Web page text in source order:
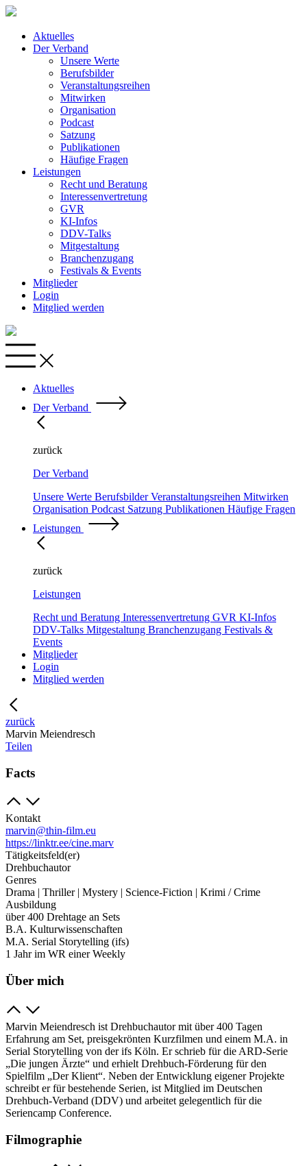
Aktuelles
Der Verband
Unsere Werte
Berufsbilder
Veranstaltungsreihen
Mitwirken
Organisation
Podcast
Satzung
Publikationen
Häufige Fragen
Leistungen
Recht und Beratung
Interessenvertretung
GVR
KI-Infos
DDV-Talks
Mitgestaltung
Branchenzugang
Festivals & Events
Mitglieder
Login
Mitglied werden
Aktuelles
Der Verband
zurück
Der Verband
Unsere Werte BerufsbilderVeranstaltungsreihen Mitwirken
Organisation Podcast Satzung Publikationen Häufige Fragen
Leistungen
zurück
Leistungen
Recht und Beratung Interessenvertretung GVR KI-Infos
DDV-Talks Mitgestaltung Branchenzugang Festivals &
Events
Mitglieder
Login
Mitglied werden
zurück
Marvin Meiendresch
Teilen
Facts
Kontakt
marvin@thin-film.eu
https://linktr.ee/cine.marv
Tätigkeitsfeld(er)
Drehbuchautor
Genres
Drama | Thriller | Mystery | Science-Fiction | Krimi / Crime
Ausbildung
über 400 Drehtage an Sets
B.A. Kulturwissenschaften
M.A. Serial Storytelling (ifs)
1 Jahr im WR einer Weekly
Über mich
Marvin Meiendresch ist Drehbuchautor mit über 400 Tagen
Erfahrung am Set, preisgekrönten Kurzfilmen und einem M.A. in
Serial Storytelling von der ifs Köln. Er schrieb für die ARD-Serie
„Die jungen Ärzte“ und erhielt Drehbuch-Förderung für den
Spielfilm „Der Klient“. Neben der Entwicklung eigener Projekte
schreibt er für bestehende Serien, ist Mitglied im Deutschen
Drehbuch-Verband (DDV) und arbeitet gelegentlich für die
Seriencamp Conference.
Filmographie